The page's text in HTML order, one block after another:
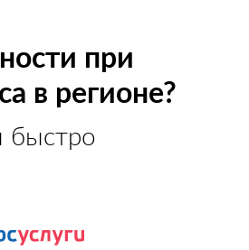
при
в регионе?
быстро